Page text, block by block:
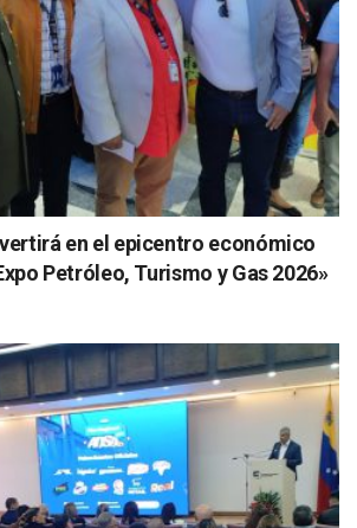
en el epicentro económico
Petróleo, Turismo y Gas 2026»